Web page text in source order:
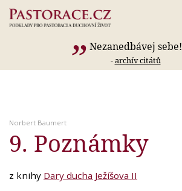
Nezanedbávej sebe!
-archív citátů
Norbert Baumert
9. Poznámky
z knihy Dary ducha Ježíšova II